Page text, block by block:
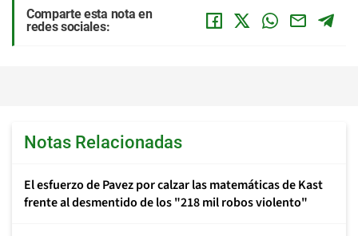
Comparte esta nota en
redes sociales:
Notas Relacionadas
El esfuerzo de Pavez por calzar las matemáticas de Kast
frente al desmentido de los "218 mil robos violento"